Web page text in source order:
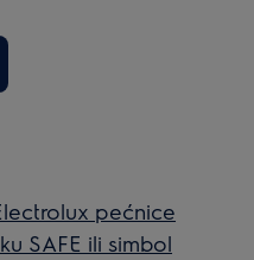
pećnice
SAFE ili simbol